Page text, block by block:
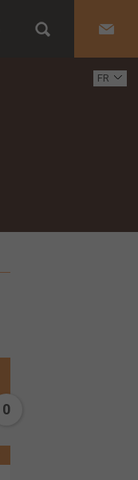
FR
0